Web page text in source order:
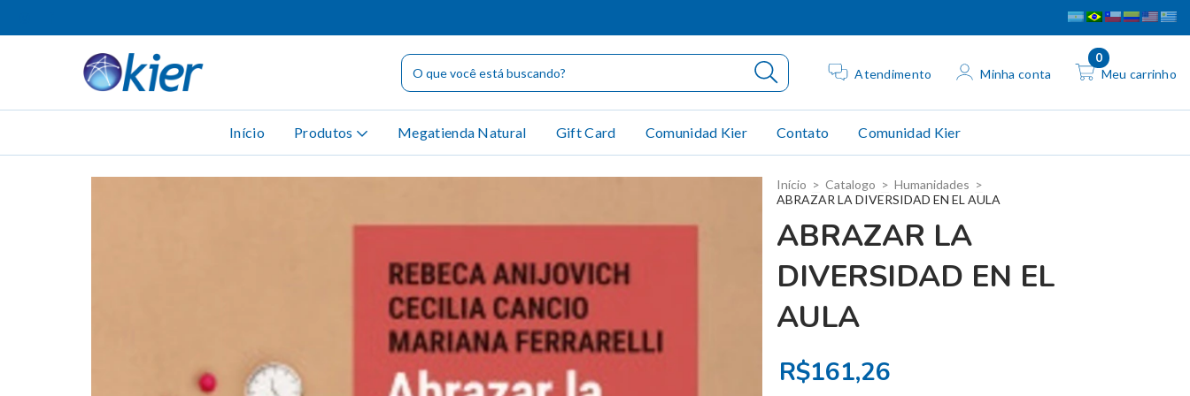
Atendimento Minha conta Meu carrinho
0
Início Produtos Megatienda Natural Gift Card Comunidad Kier Contato Comunidad Kier
Início > Catalogo > Humanidades >
ABRAZAR LA DIVERSIDAD EN EL AULA
ABRAZAR LA
DIVERSIDAD EN EL
AULA
R$161,26